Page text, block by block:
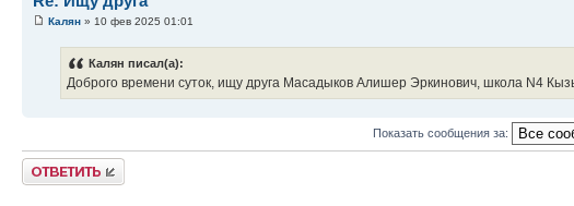
Калян » 10 фев 2025 01:01
Калян писал(а):
Доброго времени суток, ищу друга Масадыков Алишер Эркинович, школа N4
Показать сообщения за:
Ответить